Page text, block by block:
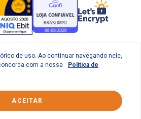
010 | CNPJ 65.833.410/0001-69
de uso. Ao continuar navegando nele,
com a nossa
Política de
ACEITAR